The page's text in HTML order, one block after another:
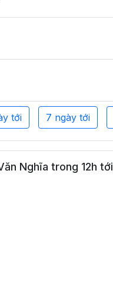
tới 7 ngày tới
Nghĩa trong 12h tới